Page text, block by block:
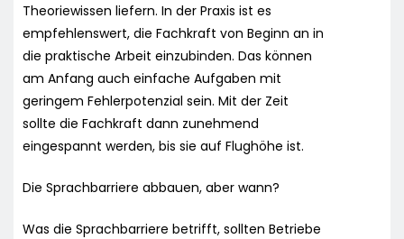
Theoriewissen liefern. In der Praxis ist es
empfehlenswert, die Fachkraft von Beginn an in
die praktische Arbeit einzubinden. Das können
am Anfang auch einfache Aufgaben mit
geringem Fehlerpotenzial sein. Mit der Zeit
sollte die Fachkraft dann zunehmend
eingespannt werden, bis sie auf Flughöhe ist.
Die Sprachbarriere abbauen, aber wann?
Was die Sprachbarriere betrifft, sollten Betriebe